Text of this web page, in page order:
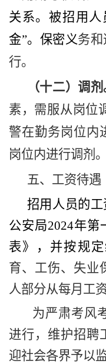
关系。被招用
金”。保密义务
行。
（十二）调剂
素，需服从岗位
警在勤务岗位内
岗位内进行调剂。
五、工资待遇
招用人员的
公安局2024年第
表》，并按规
育、工伤、失业
人部分从每月工
为严肃考风
进行，维护招聘
迎社会各界予以监